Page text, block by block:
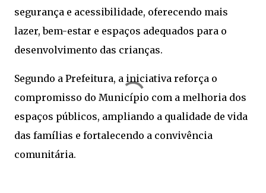
segurança e acessibilidade, oferecendo mais
lazer, bem-estar e espaços adequados para o
desenvolvimento das crianças.
Segundo a Prefeitura, a iniciativa reforça o
compromisso do Município com a melhoria dos
espaços públicos, ampliando a qualidade de vida
das famílias e fortalecendo a convivência
comunitária.